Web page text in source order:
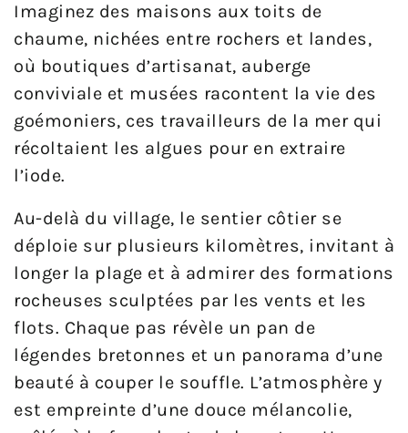
Imaginez des maisons aux toits de
chaume, nichées entre rochers et landes,
où boutiques d’artisanat, auberge
conviviale et musées racontent la vie des
goémoniers, ces travailleurs de la mer qui
récoltaient les algues pour en extraire
l’iode.
Au-delà du village, le sentier côtier se
déploie sur plusieurs kilomètres, invitant à
longer la plage et à admirer des formations
rocheuses sculptées par les vents et les
flots. Chaque pas révèle un pan de
légendes bretonnes et un panorama d’une
beauté à couper le souffle. L’atmosphère y
est empreinte d’une douce mélancolie,